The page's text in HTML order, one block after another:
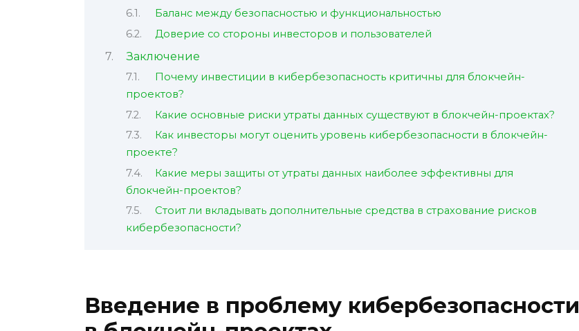
Баланс между безопасностью и функциональностью
Доверие со стороны инвесторов и пользователей
Заключение
Почему инвестиции в кибербезопасность критичны для блокчейн-
проектов?
Какие основные риски утраты данных существуют в блокчейн-проектах?
Как инвесторы могут оценить уровень кибербезопасности в блокчейн-
проекте?
Какие меры защиты от утраты данных наиболее эффективны для
блокчейн-проектов?
Стоит ли вкладывать дополнительные средства в страхование рисков
кибербезопасности?
Введение в проблему кибербезопасности